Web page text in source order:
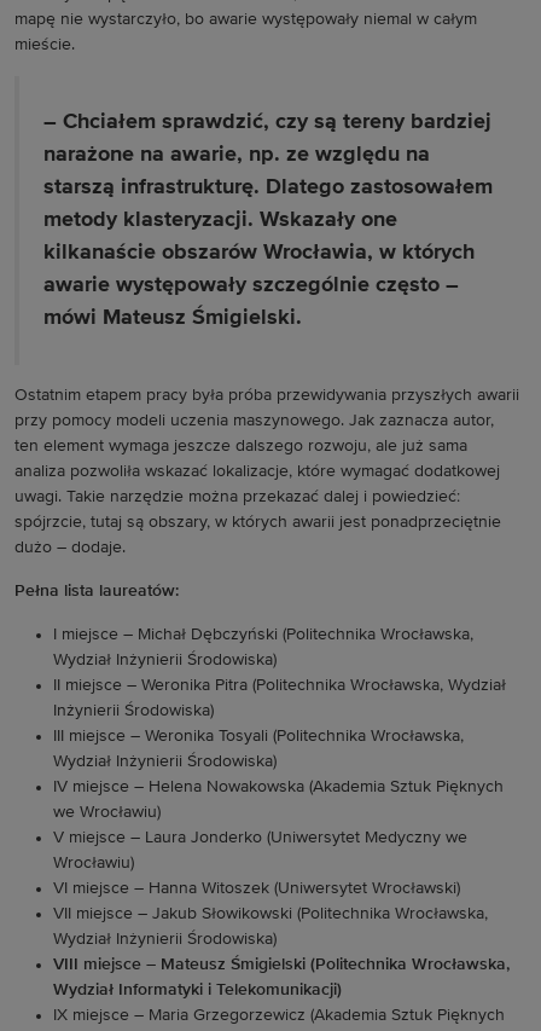
mapę nie wystarczyło, bo awarie występowały niemal w całym
mieście.
– Chciałem sprawdzić, czy są tereny bardziej
narażone na awarie, np. ze względu na
starszą infrastrukturę. Dlatego zastosowałem
metody klasteryzacji. Wskazały one
kilkanaście obszarów Wrocławia, w których
awarie występowały szczególnie często –
mówi Mateusz Śmigielski.
Ostatnim etapem pracy była próba przewidywania przyszłych awarii
przy pomocy modeli uczenia maszynowego. Jak zaznacza autor,
ten element wymaga jeszcze dalszego rozwoju, ale już sama
analiza pozwoliła wskazać lokalizacje, które wymagać dodatkowej
uwagi. Takie narzędzie można przekazać dalej i powiedzieć:
spójrzcie, tutaj są obszary, w których awarii jest ponadprzeciętnie
dużo – dodaje.
Pełna lista laureatów:
I miejsce – Michał Dębczyński (Politechnika Wrocławska,
Wydział Inżynierii Środowiska)
II miejsce – Weronika Pitra (Politechnika Wrocławska, Wydział
Inżynierii Środowiska)
III miejsce – Weronika Tosyali (Politechnika Wrocławska,
Wydział Inżynierii Środowiska)
IV miejsce – Helena Nowakowska (Akademia Sztuk Pięknych
we Wrocławiu)
V miejsce – Laura Jonderko (Uniwersytet Medyczny we
Wrocławiu)
VI miejsce – Hanna Witoszek (Uniwersytet Wrocławski)
VII miejsce – Jakub Słowikowski (Politechnika Wrocławska,
Wydział Inżynierii Środowiska)
VIII miejsce – Mateusz Śmigielski (Politechnika Wrocławska,
Wydział Informatyki i Telekomunikacji)
IX miejsce – Maria Grzegorzewicz (Akademia Sztuk Pięknych